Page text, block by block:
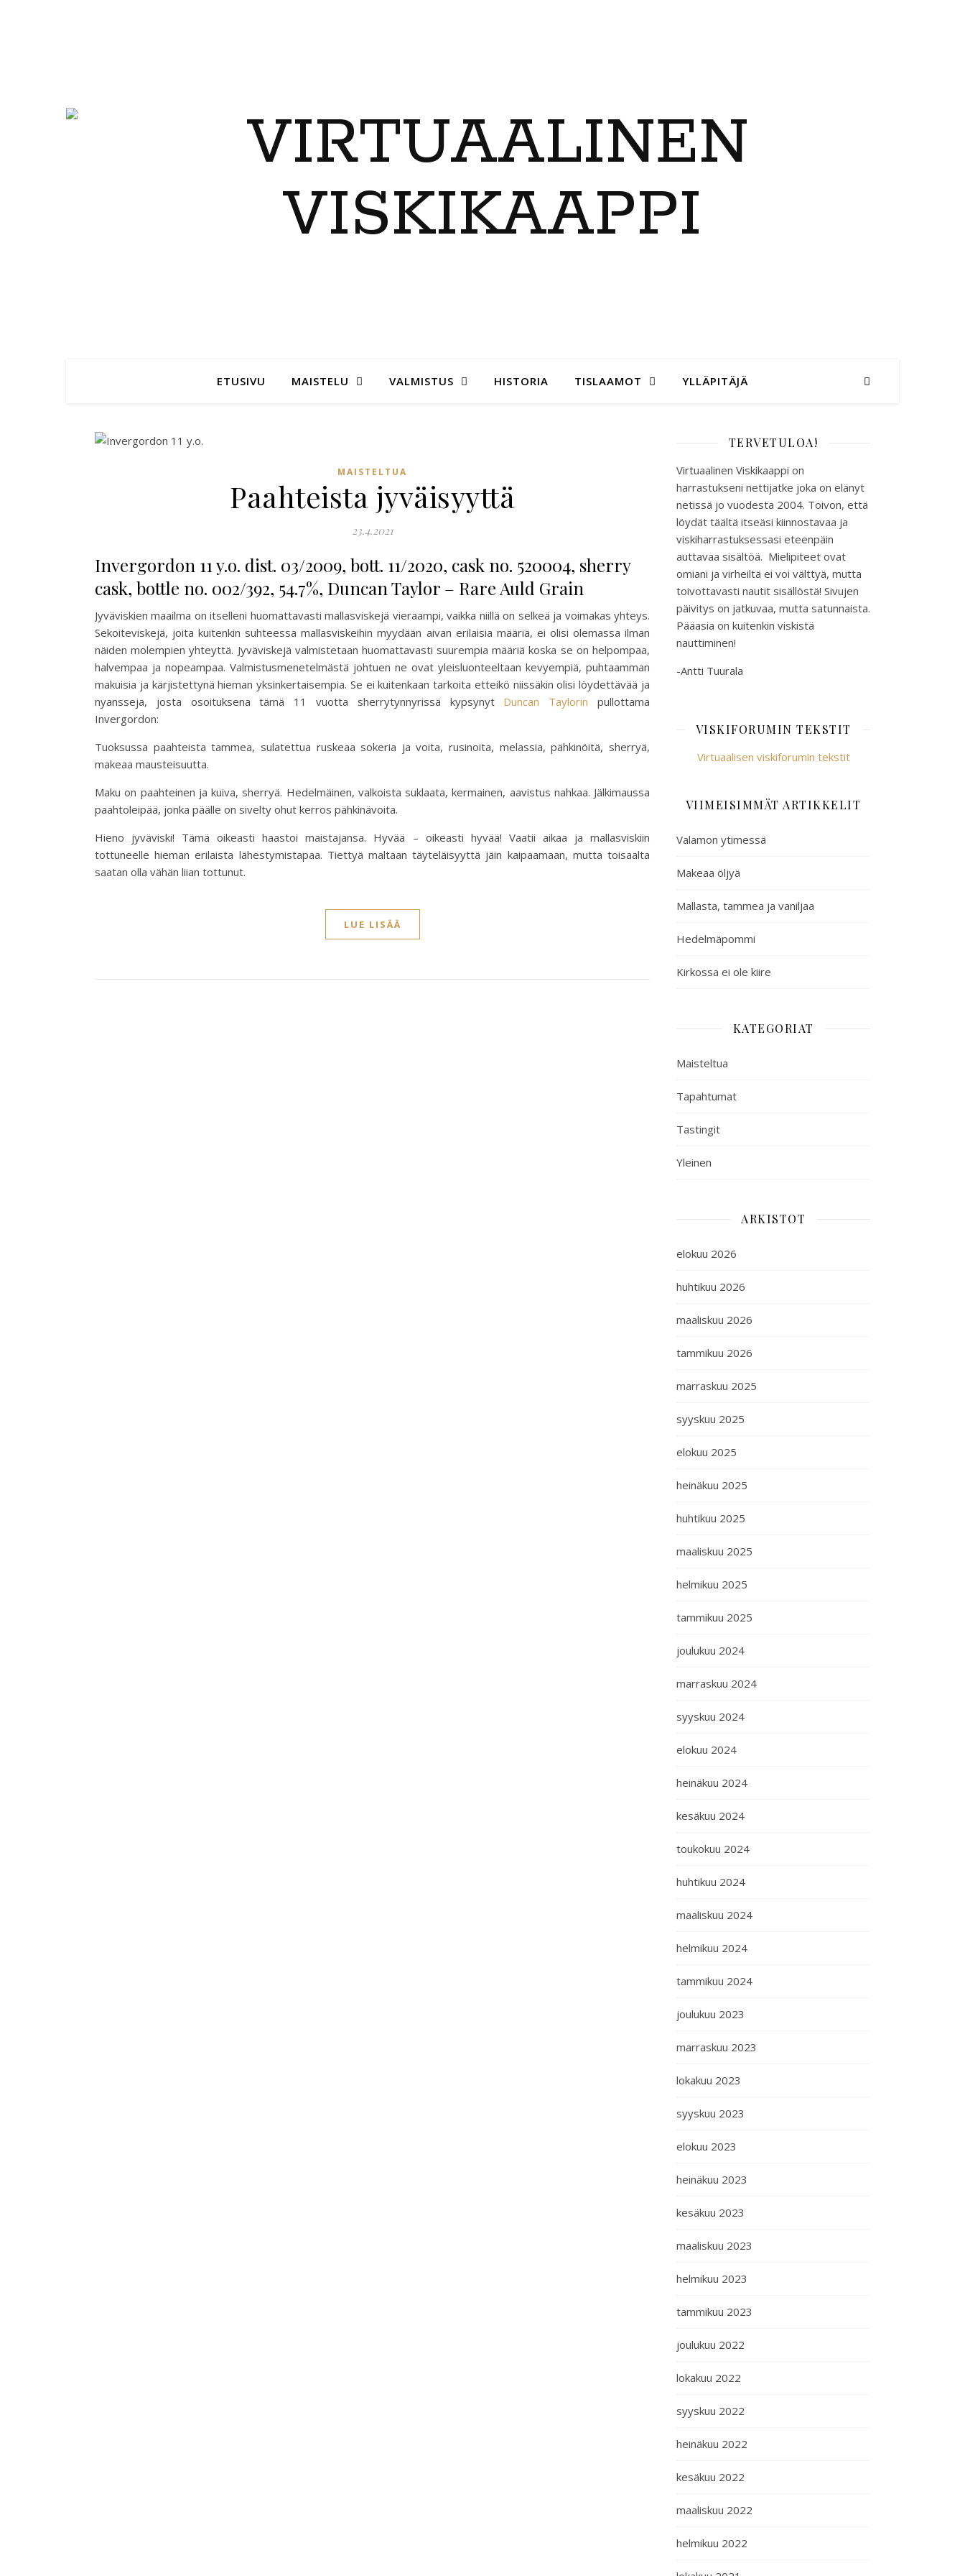
ETUSIVU MAISTELU VALMISTUS HISTORIA TISLAAMOT YLLÄPITÄJÄ
MAISTELTUA
Paahteista jyväisyyttä
23.4.2021
Invergordon 11 y.o. dist. 03/2009, bott. 11/2020, cask no. 520004, sherry
cask, bottle no. 002/392, 54.7%, Duncan Taylor – Rare Auld Grain
Jyväviskien maailma on itselleni huomattavasti mallasviskejä vieraampi, vaikka niillä on selkeä ja voimakas yhteys.
Sekoiteviskejä, joita kuitenkin suhteessa mallasviskeihin myydään aivan erilaisia määriä, ei olisi olemassa ilman
näiden molempien yhteyttä. Jyväviskejä valmistetaan huomattavasti suurempia määriä koska se on helpompaa,
halvempaa ja nopeampaa. Valmistusmenetelmästä johtuen ne ovat yleisluonteeltaan kevyempiä, puhtaamman
makuisia ja kärjistettynä hieman yksinkertaisempia. Se ei kuitenkaan tarkoita etteikö niissäkin olisi löydettävää ja
nyansseja, josta osoituksena tämä 11 vuotta sherrytynnyrissä kypsynyt Duncan Taylorin pullottama
Invergordon:
Tuoksussa paahteista tammea, sulatettua ruskeaa sokeria ja voita, rusinoita, melassia, pähkinöitä, sherryä,
makeaa mausteisuutta.
Maku on paahteinen ja kuiva, sherryä. Hedelmäinen, valkoista suklaata, kermainen, aavistus nahkaa. Jälkimaussa
paahtoleipää, jonka päälle on sivelty ohut kerros pähkinävoita.
Hieno jyväviski! Tämä oikeasti haastoi maistajansa. Hyvää – oikeasti hyvää! Vaatii aikaa ja mallasviskiin
tottuneelle hieman erilaista lähestymistapaa. Tiettyä maltaan täyteläisyyttä jäin kaipaamaan, mutta toisaalta
saatan olla vähän liian tottunut.
LUE LISÄÄ
TERVETULOA!
Virtuaalinen Viskikaappi on
harrastukseni nettijatke joka on elänyt
netissä jo vuodesta 2004. Toivon, että
löydät täältä itseäsi kiinnostavaa ja
viskiharrastuksessasi eteenpäin
auttavaa sisältöä. Mielipiteet ovat
omiani ja virheiltä ei voi välttyä, mutta
toivottavasti nautit sisällöstä! Sivujen
päivitys on jatkuvaa, mutta satunnaista.
Pääasia on kuitenkin viskistä
nauttiminen!
-Antti Tuurala
VISKIFORUMIN TEKSTIT
Virtuaalisen viskiforumin tekstit
VIIMEISIMMÄT ARTIKKELIT
Valamon ytimessä
Makeaa öljyä
Mallasta, tammea ja vaniljaa
Hedelmäpommi
Kirkossa ei ole kiire
KATEGORIAT
Maisteltua
Tapahtumat
Tastingit
Yleinen
ARKISTOT
elokuu 2026
huhtikuu 2026
maaliskuu 2026
tammikuu 2026
marraskuu 2025
syyskuu 2025
elokuu 2025
heinäkuu 2025
huhtikuu 2025
maaliskuu 2025
helmikuu 2025
tammikuu 2025
joulukuu 2024
marraskuu 2024
syyskuu 2024
elokuu 2024
heinäkuu 2024
kesäkuu 2024
toukokuu 2024
huhtikuu 2024
maaliskuu 2024
helmikuu 2024
tammikuu 2024
joulukuu 2023
marraskuu 2023
lokakuu 2023
syyskuu 2023
elokuu 2023
heinäkuu 2023
kesäkuu 2023
maaliskuu 2023
helmikuu 2023
tammikuu 2023
joulukuu 2022
lokakuu 2022
syyskuu 2022
heinäkuu 2022
kesäkuu 2022
maaliskuu 2022
helmikuu 2022